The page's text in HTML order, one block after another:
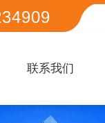
联系我们